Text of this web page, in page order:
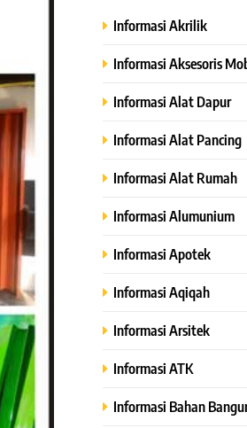
Informasi Akrilik
Informasi Aksesoris
Informasi Alat Dapur
Informasi Alat Pancing
Informasi Alat Rumah
Informasi Alumunium
Informasi Apotek
Informasi Aqiqah
Informasi Arsitek
Informasi ATK
Informasi Bahan